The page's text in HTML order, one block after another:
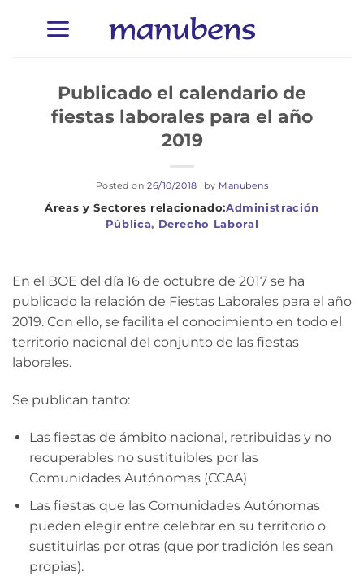
Administración
Pública, Derecho Laboral
Publicado el calendario de
fiestas laborales para el año
2019
Posted on26/10/2018 by Manubens
En el BOE del día 16 de octubre de 2017 se ha
publicado la relación de Fiestas Laborales para el año
2019. Con ello, se facilita el conocimiento en todo el
territorio nacional del conjunto de las fiestas
laborales.
Se publican tanto:
Las fiestas de ámbito nacional, retribuidas y no
recuperables no sustituibles por las
Comunidades Autónomas (CCAA)
Las fiestas que las Comunidades Autónomas
pueden elegir entre celebrar en su territorio o
sustituirlas por otras (que por tradición les sean
propias).